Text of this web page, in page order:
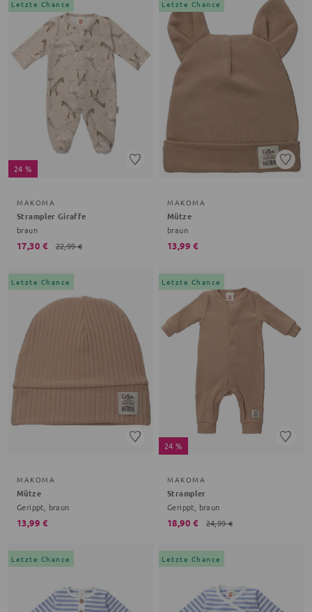
Letzte Chance
24 %
MAKOMA
Strampler Giraffe
braun
17,30 € 22,99 €
Letzte Chance
MAKOMA
Mütze
braun
13,99 €
Letzte Chance
MAKOMA
Mütze
Gerippt, braun
13,99 €
Letzte Chance
24 %
MAKOMA
Strampler
Gerippt, braun
18,90 € 24,99 €
Letzte Chance Letzte Chance